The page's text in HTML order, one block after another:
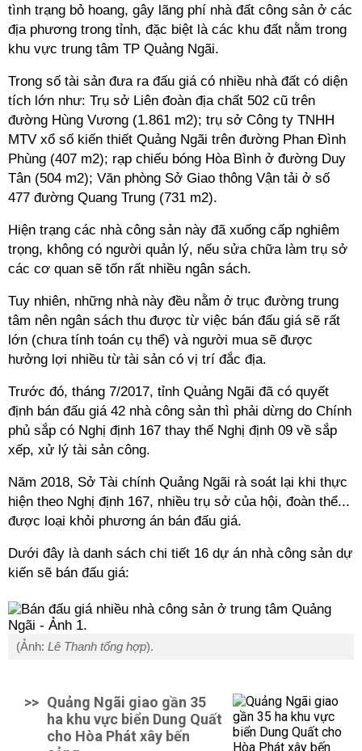
tình trạng bỏ hoang, gây lãng phí nhà đất công sản ở các
địa phương trong tỉnh, đặc biệt là các khu đất nằm trong
khu vực trung tâm TP Quảng Ngãi.
Trong số tài sản đưa ra đấu giá có nhiều nhà đất có diện
tích lớn như: Trụ sở Liên đoàn địa chất 502 cũ trên
đường Hùng Vương (1.861 m2); trụ sở Công ty TNHH
MTV xổ số kiến thiết Quảng Ngãi trên đường Phan Đình
Phùng (407 m2); rạp chiếu bóng Hòa Bình ở đường Duy
Tân (504 m2); Văn phòng Sở Giao thông Vận tải ở số
477 đường Quang Trung (731 m2).
Hiện trạng các nhà công sản này đã xuống cấp nghiêm
trọng, không có người quản lý, nếu sửa chữa làm trụ sở
các cơ quan sẽ tốn rất nhiều ngân sách.
Tuy nhiên, những nhà này đều nằm ở trục đường trung
tâm nên ngân sách thu được từ việc bán đấu giá sẽ rất
lớn (chưa tính toán cụ thể) và người mua sẽ được
hưởng lợi nhiều từ tài sản có vị trí đắc địa.
Trước đó, tháng 7/2017, tỉnh Quảng Ngãi đã có quyết
định bán đấu giá 42 nhà công sản thì phải dừng do Chính
phủ sắp có Nghị định 167 thay thế Nghị định 09 về sắp
xếp, xử lý tài sản công.
Năm 2018, Sở Tài chính Quảng Ngãi rà soát lại khi thực
hiện theo Nghị định 167, nhiều trụ sở của hội, đoàn thể...
được loại khỏi phương án bán đấu giá.
Dưới đây là danh sách chi tiết 16 dự án nhà công sản dự
kiến sẽ bán đấu giá:
(Ảnh: Lê Thanh tổng hợp).
>> Quảng Ngãi giao gần 35
ha khu vực biển Dung Quất
cho Hòa Phát xây bến